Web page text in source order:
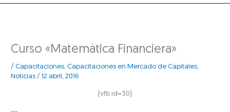
Curso «Matemática Financiera»
/Capacitaciones,Capacitaciones en Mercado de Capitales,
Noticias /12 abril, 2016
[vfb id=30]